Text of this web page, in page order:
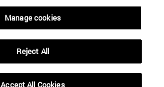
Manage cookies
Reject All
Accept All Cookies